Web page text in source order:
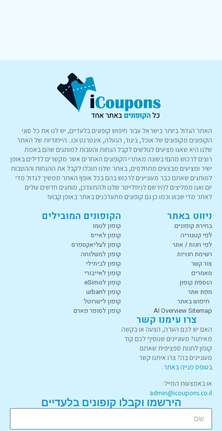
האתר הגדול ביותר בישראל עבור חיפוש קופונים בלעדיים, יש לנו את כל סוגי
הקופונים מקופונים של אוכל, ביגוד, הנעלה, אינטרנט וכו.. הייחודיות של האתר
שלנו היא שאנו מציעים לגולשים לקבל הנחות והטבות למותגים שהם באמת
רוצים לרכוש מהם! בשונה מאתרי הקופונים האחרים אשר מקשרים לדילים באופן
ישיר ומציעים מבצעים מתחלפים, באתר שלנו תוכלו לקבל את ההנחות וההטבות
למותגים שאתם כבר מעוניינים לרכוש בהם בכל אופן! האתר ממשיך לגדול מדי
יום ואנו ממליצים להירשם לניוזלייטר שלנו ולהתעדכן, מותגים חדשים עולים
לאתר מדי שבוע וכמו כן גם קופונים מתעדכנים באתר באופן קבוע!
ניווט באתר
בחירת קופונים
לפי קטגוריה
לפי חנות / אתר
רשימת חנויות
צור קשר
מאמרים
הוספת קופון
מפת אתר
חיפוש באתר
AI Overview Sitemap
הקופונים המובילים
קופון לטמו
קופון לאייס
קופון לעליאקספרס
קופון למשלוחה
קופון לביתילי
קופון לאייבורי
קופון לeSimo
קופון לurban
קופון לישרוטל
קופון לסופר פארם
צרו עימנו קשר
האם יש לכם הערה, הצעה או בקשה
מאיתנו? מעוניינים שנוסיף לכם קוד
קופון לחנות ספציפית שאתם
מעוניינים בה? צרו איתנו קשר
בטופס פנייה באתר.
או באמצעות המייל:
admin@icoupons.co.il
הירשמו וקבלו קופונים בלעדיים